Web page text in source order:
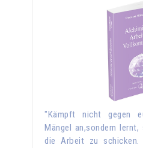
"Kämpft nicht gegen
Mängel an,sondern
die Arbeit zu schicken.